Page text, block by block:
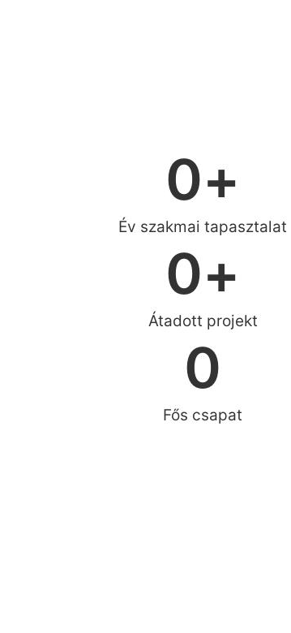
Év szakmai tapasztalat
0+
Átadott projekt
0+
Fős csapat
0